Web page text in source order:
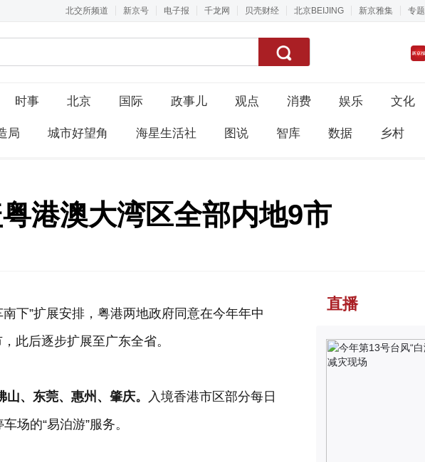
北交所频道 新京号 电子报 千龙网 贝壳财经 北京BEIJING 新京雅集 专题
时事 北京 国际 政事儿 观点 消费 娱乐 文化
局 城市好望角 海星生活社 图说 智库 数据 乡村
港澳大湾区全部内地9市
下”扩展安排，粤港两地政府同意在今年年中
此后逐步扩展至广东全省。
、东莞、惠州、肇庆。 入境香港市区部分每日
场的“易泊游”服务。
直播